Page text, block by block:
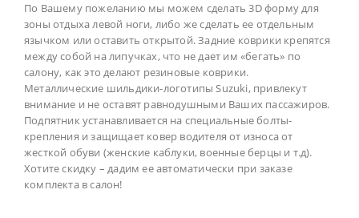
По Вашему пожеланию мы можем сделать 3D форму для
зоны отдыха левой ноги, либо же сделать ее отдельным
язычком или оставить открытой. Задние коврики крепятся
между собой на липучках, что не дает им «бегать» по
салону, как это делают резиновые коврики.
Металлические шильдики-логотипы Suzuki, привлекут
внимание и не оставят равнодушными Ваших пассажиров.
Подпятник устанавливается на специальные болты-
крепления и защищает ковер водителя от износа от
жесткой обуви (женские каблуки, военные берцы и т.д).
Хотите скидку – дадим ее автоматически при заказе
комплекта в салон!